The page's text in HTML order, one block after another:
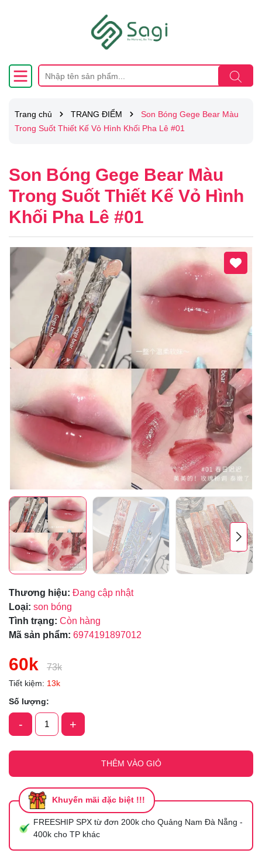
Trang chủ TRANG ĐIỂM
Son Bóng Gege Bear Màu
Trong Suốt Thiết Kế Vỏ Hình Khối Pha Lê #01
Son Bóng Gege Bear Màu
Trong Suốt Thiết Kế Vỏ Hình
Khối Pha Lê #01
Thương hiệu: Đang cập nhật
Loại: son bóng
Tình trạng: Còn hàng
Mã sản phẩm: 6974191897012
60k 73k
Tiết kiệm: 13k
Số lượng:
- +
THÊM VÀO GIỎ
Khuyến mãi đặc biệt !!!
FREESHIP SPX từ đơn 200k cho Quảng Nam Đà Nẵng -
400k cho TP khác
Mã giảm giá:
Ngày hết hạn:
Điều kiện: